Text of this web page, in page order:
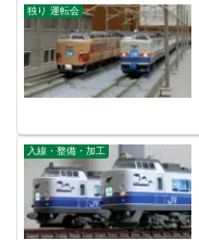
独り 運転会
入線・整備・加工